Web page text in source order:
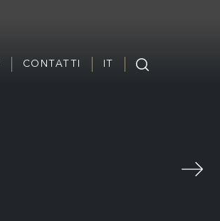
CONTATTI